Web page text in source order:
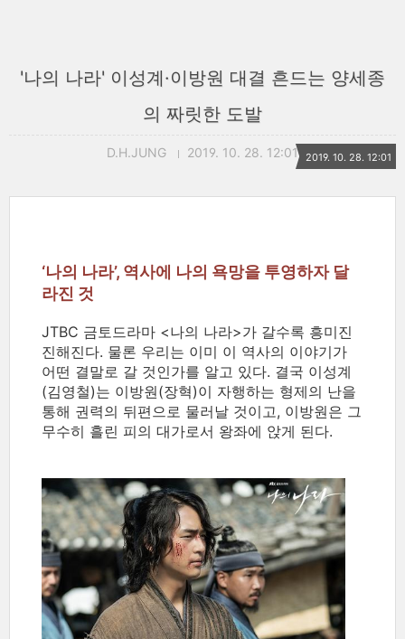
'나의 나라' 이성계·이방원 대결 흔드는 양세종
의 짜릿한 도발
D.H.JUNG 2019. 10. 28. 12:01 2019. 10. 28. 12:01
‘나의 나라’, 역사에 나의 욕망을 투영하자 달
라진 것
JTBC 금토드라마 <나의 나라>가 갈수록 흥미진
진해진다. 물론 우리는 이미 이 역사의 이야기가
어떤 결말로 갈 것인가를 알고 있다. 결국 이성계
(김영철)는 이방원(장혁)이 자행하는 형제의 난을
통해 권력의 뒤편으로 물러날 것이고, 이방원은 그
무수히 흘린 피의 대가로서 왕좌에 앉게 된다.